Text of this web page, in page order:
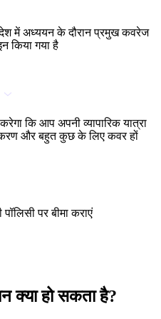
में अध्ययन के दौरान प्रमुख कवरेज
किया गया है
कि आप अपनी व्यापारिक यात्रा
और बहुत कुछ के लिए कवर हों
पर बीमा कराएं
क्या हो सकता है?